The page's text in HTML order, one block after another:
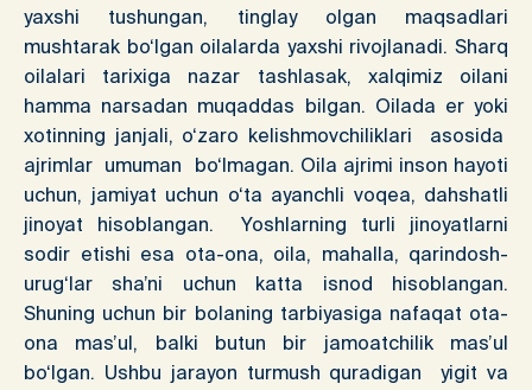
yaxshi tushungan, tinglay olgan maqsadlari
mushtarak bo‘lgan oilalarda yaxshi rivojlanadi. Sharq
oilalari tarixiga nazar tashlasak, xalqimiz oilani
hamma narsadan muqaddas bilgan. Oilada er yoki
xotinning janjali, o‘zaro kelishmovchiliklari asosida
ajrimlar umuman bo‘lmagan. Oila ajrimi inson hayoti
uchun, jamiyat uchun o‘ta ayanchli voqea, dahshatli
jinoyat hisoblangan. Yoshlarning turli jinoyatlarni
sodir etishi esa ota-ona, oila, mahalla, qarindosh-
urug‘lar sha’ni uchun katta isnod hisoblangan.
Shuning uchun bir bolaning tarbiyasiga nafaqat ota-
ona mas’ul, balki butun bir jamoatchilik mas’ul
bo‘lgan. Ushbu jarayon turmush quradigan yigit va